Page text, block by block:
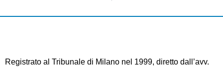
Registrato al Tribunale di Milano nel 1999, diretto dall’avv.